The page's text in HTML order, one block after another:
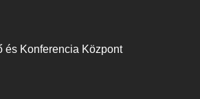
és Konferencia Központ